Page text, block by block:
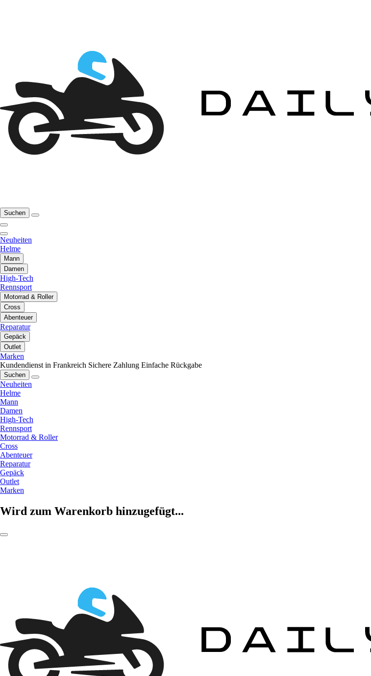
Suchen
Neuheiten
Helme
Mann
Damen
High-Tech
Rennsport
Motorrad & Roller
Cross
Abenteuer
Reparatur
Gepäck
Outlet
Marken
Kundendienst in Frankreich Sichere Zahlung Einfache Rückgabe
Suchen
Neuheiten
Helme
Mann
Damen
High-Tech
Rennsport
Motorrad & Roller
Cross
Abenteuer
Reparatur
Gepäck
Outlet
Marken
Wird zum Warenkorb hinzugefügt...